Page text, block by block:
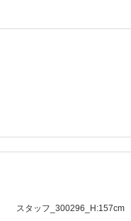
スタッフ_300296_H:157cm